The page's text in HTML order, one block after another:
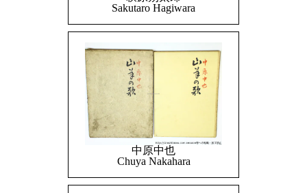
Sakutaro Hagiwara
中原中也
Chuya Nakahara